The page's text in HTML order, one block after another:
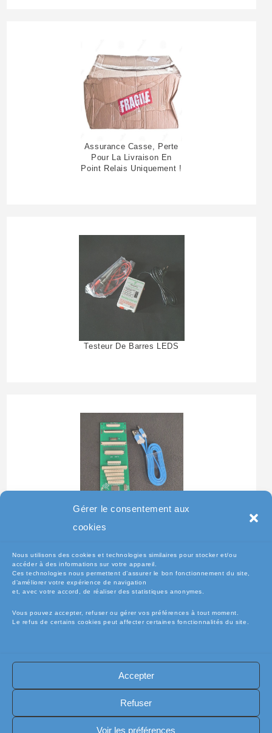
Gérer le consentement aux
cookies
Nous utilisons des cookies et technologies similaires pour stocker et/ou
accéder à des informations sur votre appareil.
Ces technologies nous permettent d’assurer le bon fonctionnement du site,
d’améliorer votre expérience de navigation
et, avec votre accord, de réaliser des statistiques anonymes.
Vous pouvez accepter, refuser ou gérer vos préférences à tout moment.
Le refus de certains cookies peut affecter certaines fonctionnalités du site.
Accepter
Refuser
Voir les préférences
Assurance Casse, Perte
Pour La Livraison En
Point Relais Uniquement !
Testeur De Barres LEDS
🧾Conditions Générales de Vente (CGV)
🧾 Mentions légales
🔐 Politique de confidentialité
🔐 Exercer mes droits RGPD